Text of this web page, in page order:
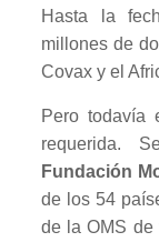
Hasta la
millones de
Covax y el
Pero todavía
requerida.
Fundación
de los 54
de la OMS de